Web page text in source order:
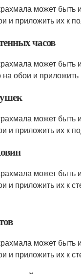
может быть
и приложить их к
часов
может быть
обои и приложить
может быть
и приложить их к
может быть
и приложить их к
может быть
и приложить их к